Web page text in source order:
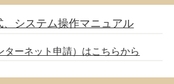
、システム操作マニュアル
ターネット申請）はこちらから